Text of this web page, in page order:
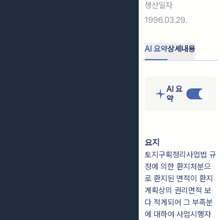
생산일자
1996.03.29.
AI 요약상세내용
AI 요
약
요지
토지구획정리사업법 규
정에 의한 환지처분으
로 환지된 면적이 환지
계획상의 권리면적 보
다 적게되어 그 부족분
에 대하여 사업시행자